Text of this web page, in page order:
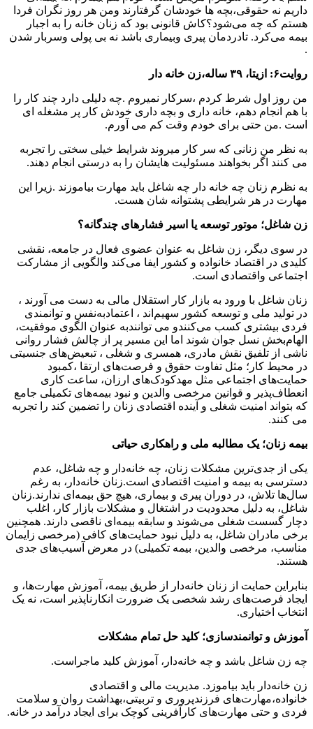
داریم نه حقوقی،بچه ها خودشان گرفتارند ومن هر روز نگران فردا
هستم که چه می‌شود؟کاش قانونی بود که زنان خانه را به اجبار
بیمه می‌کرد. تادردمان پیری وبیماری باشد نه بی پولی وسربار شدن
.
روایت۶: ازیتا، ۳۹ ساله،زن خانه دار
من روز اول شرط کردم ،سرکار نمیروم .چه دلیلی دارد چند کار را
با هم انجام دهم، خانه داری و بچه داری خودش کار پر مشغله ای
است .من حتی برای خودم وقت کم می آورم.
به نظر من زنانی که سر کار میروند شرایط خیلی سختی را تجربه
می کنند اگر بخواهند مسئولیت هایشان را به درستی انجام دهند.
به نظرم زنان چه خانه دار چه شاغل باید مهارت بیاموزند .زیرا این
مهارت در هر شرایطی پشتوانه شان هست.
زن شاغل؛ موتور توسعه یا اسیر فشارهای چندگانه؟
در سوی دیگر، زن شاغل به عنوان عضوی فعال در جامعه، نقشی
کلیدی در اقتصاد خانواده و کشور ایفا می‌کند والگویی از مشارکت
اجتماعی واقتصادی است.
زنان شاغل با ورود به بازار کار استقلال مالی به دست می آورند ،
در تولید ملی و توسعه کشور سهیم‌اند ، اعتمادبه‌نفس و توانمندی
فردی بیشتری کسب می‌کنندو می توانندبه عنوان الگوی موفقیت،
الهام‌بخش نسل جوان شوند اما این مسیر پر از چالش فشار روانی
ناشی از تلفیق نقش مادری، همسری و شغلی ، تبعیض‌های جنسیتی
در محیط کار؛ مثل تفاوت حقوق و فرصت‌های ارتقا ،کمبود
حمایت‌های اجتماعی مثل مهدکودک‌های ارزان، ساعت کاری
انعطاف‌پذیر و قوانین مرخصی والدین و نبود بیمه‌های تکمیلی جامع
که بتواند امنیت شغلی و آینده اقتصادی زنان را تضمین کند را تجربه
می کنند.
بیمه زنان؛ یک مطالبه ملی و راهکاری حیاتی
یکی از جدی‌ترین مشکلات زنان، چه خانه‌دار و چه شاغل، عدم
دسترسی به بیمه و امنیت اقتصادی است.زنان خانه‌دار، به رغم
سال‌ها تلاش، در دوران پیری و بیماری، هیچ حق بیمه‌ای ندارند.زنان
شاغل، به دلیل محدودیت در اشتغال و مشکلات بازار کار، اغلب
دچار گسست شغلی می‌شوند و سابقه بیمه‌ای ناقصی دارند. همچنین
برخی مادران شاغل، به دلیل نبود حمایت‌های کافی (مرخصی زایمان
مناسب، مرخصی والدین، بیمه تکمیلی) در معرض آسیب‌های جدی
هستند.
بنابراین حمایت از زنان خانه‌دار از طریق بیمه، آموزش مهارت‌ها، و
ایجاد فرصت‌های رشد شخصی یک ضرورت انکارناپذیر است، نه یک
انتخاب اختیاری.
آموزش و توانمندسازی؛ کلید حل تمام مشکلات
چه زن شاغل باشد و چه خانه‌دار، آموزش کلید ماجراست.
زن خانه‌دار باید بیاموزد. مدیریت مالی و اقتصادی
خانواده،مهارت‌های فرزندپروری و تربیتی،بهداشت روان و سلامت
فردی و حتی مهارت‌های کارآفرینی کوچک برای ایجاد درآمد در خانه.